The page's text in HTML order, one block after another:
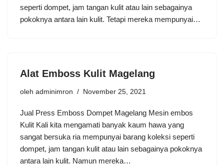
seperti dompet, jam tangan kulit atau lain sebagainya
pokoknya antara lain kulit. Tetapi mereka mempunyai…
Alat Emboss Kulit Magelang
oleh adminimron November 25, 2021
Jual Press Emboss Dompet Magelang Mesin embos
Kulit Kali kita mengamati banyak kaum hawa yang
sangat bersuka ria mempunyai barang koleksi seperti
dompet, jam tangan kulit atau lain sebagainya pokoknya
antara lain kulit. Namun mereka…